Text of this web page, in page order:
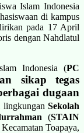
Islam Indonesia
di kampus
pada 17 April
dengan Nahdlatul
Indonesia (PC
sikap tegas
dugaan
lingkunganSekolah
(STAIN
Toapaya,